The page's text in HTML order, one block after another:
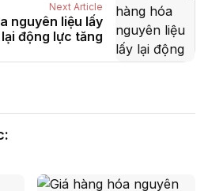
Next Article
nguyên liệu lấy
lại động lực tăng